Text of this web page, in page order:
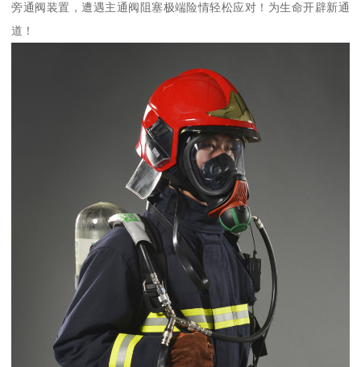
旁通阀装置，遭遇主通阀阻塞极端险情轻松应对！为生命开辟新通
道！